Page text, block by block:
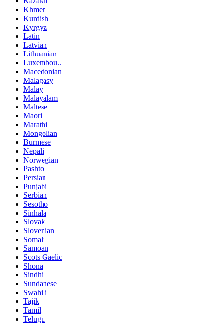
Khmer
Kurdish
Kyrgyz
Latin
Latvian
Lithuanian
Luxembou..
Macedonian
Malagasy
Malay
Malayalam
Maltese
Maori
Marathi
Mongolian
Burmese
Nepali
Norwegian
Pashto
Persian
Punjabi
Serbian
Sesotho
Sinhala
Slovak
Slovenian
Somali
Samoan
Scots Gaelic
Shona
Sindhi
Sundanese
Swahili
Tajik
Tamil
Telugu